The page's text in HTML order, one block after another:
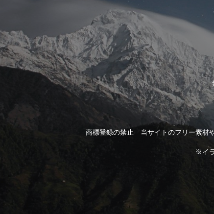
商標登録の禁止 当サイトのフリー素材
※イ